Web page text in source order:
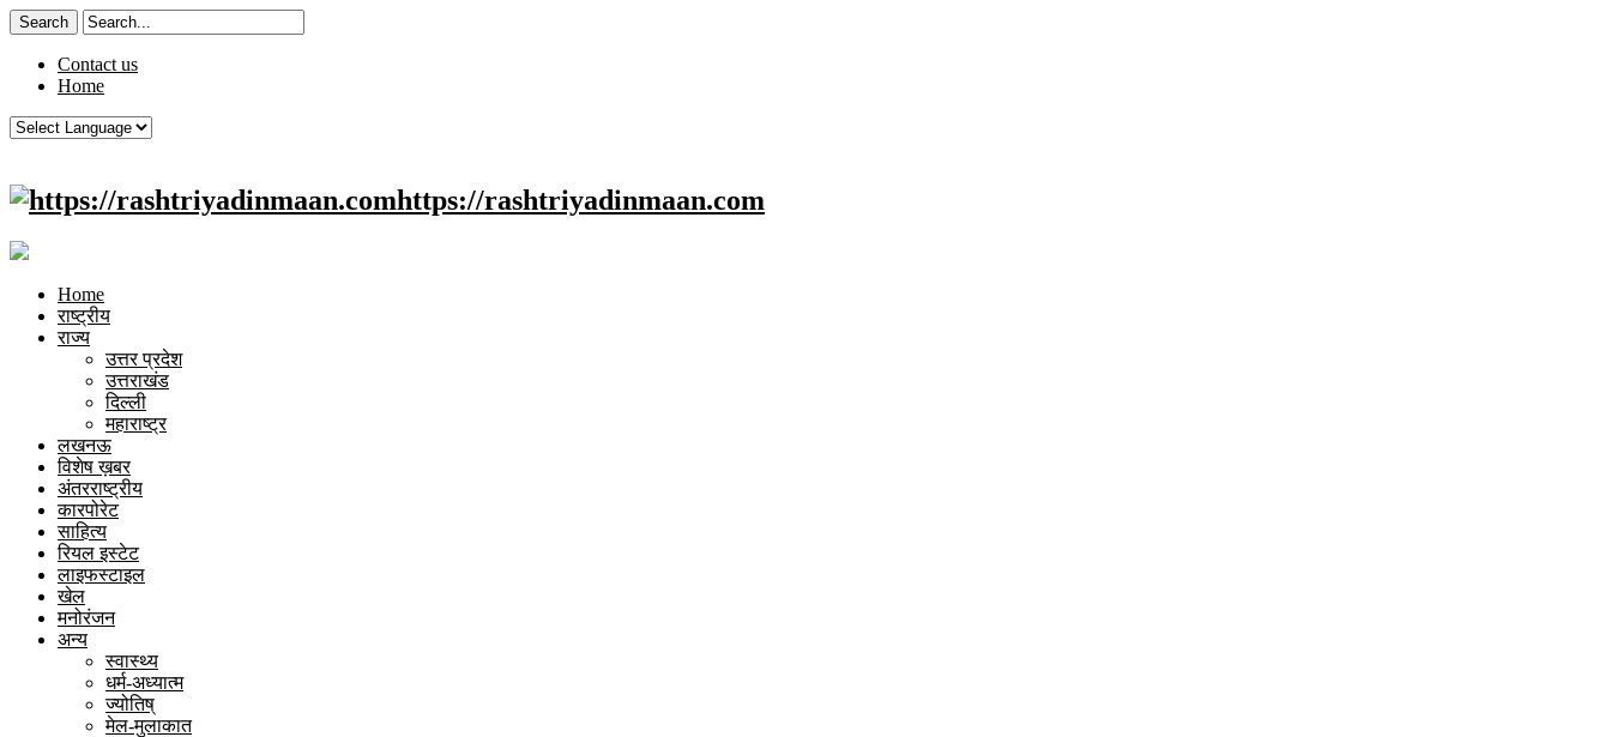
Contact us
Home
https://rashtriyadinmaan.com
Home
राष्ट्रीय
राज्य
उत्तर प्रदेश
उत्तराखंड
दिल्ली
महाराष्ट्र
लखनऊ
विशेष ख़बर
अंतरराष्ट्रीय
कारपोरेट
साहित्य
रियल इस्टेट
लाइफस्टाइल
खेल
मनोरंजन
अन्य
स्वास्थ्य
धर्म-अध्यात्म
ज्योतिष्
मेल-मुलाकात